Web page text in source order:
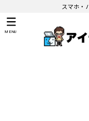
スマホ・
MENU